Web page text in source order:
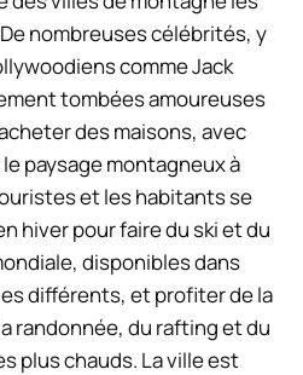
nombreuses célébrités, y
comme Jack
tombées amoureuses
des maisons, avec
paysage montagneux à
et les habitants se
hiver pour faire du ski et du
disponibles dans
différents, et profiter de la
randonnée, du rafting et du
plus chauds. La ville est